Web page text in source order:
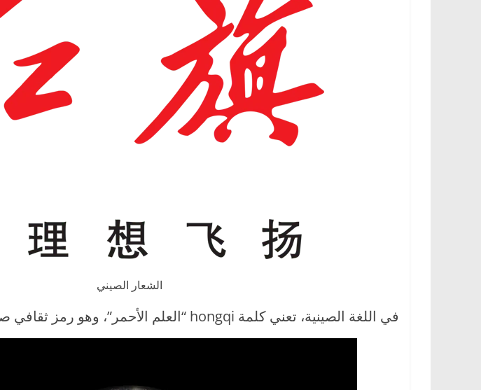
الشعار الصيني
في اللغة الصينية، تعني كلمة hongqi “العلم الأحمر”، وهو رمز ثقافي صيني شيوعي.